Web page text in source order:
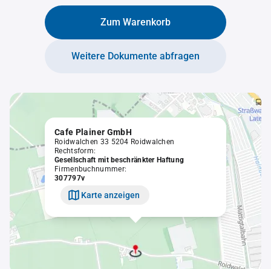
Zum Warenkorb
Weitere Dokumente abfragen
Cafe Plainer GmbH
Roidwalchen 33 5204 Roidwalchen
Rechtsform:
Gesellschaft mit beschränkter Haftung
Firmenbuchnummer:
307797v
Karte anzeigen